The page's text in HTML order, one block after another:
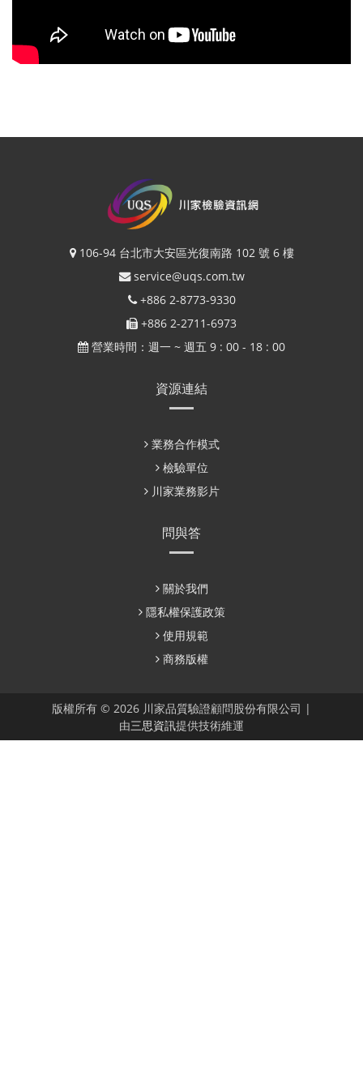
106-94 台北市大安區光復南路 102 號 6 樓
service@uqs.com.tw
+886 2-8773-9330
+886 2-2711-6973
營業時間：週一 ~ 週五 9 : 00 - 18 : 00
資源連結
業務合作模式
檢驗單位
川家業務影片
問與答
關於我們
隱私權保護政策
使用規範
商務版權
版權所有 © 2026 川家品質驗證顧問股份有限公司 |
由三思資訊提供技術維運